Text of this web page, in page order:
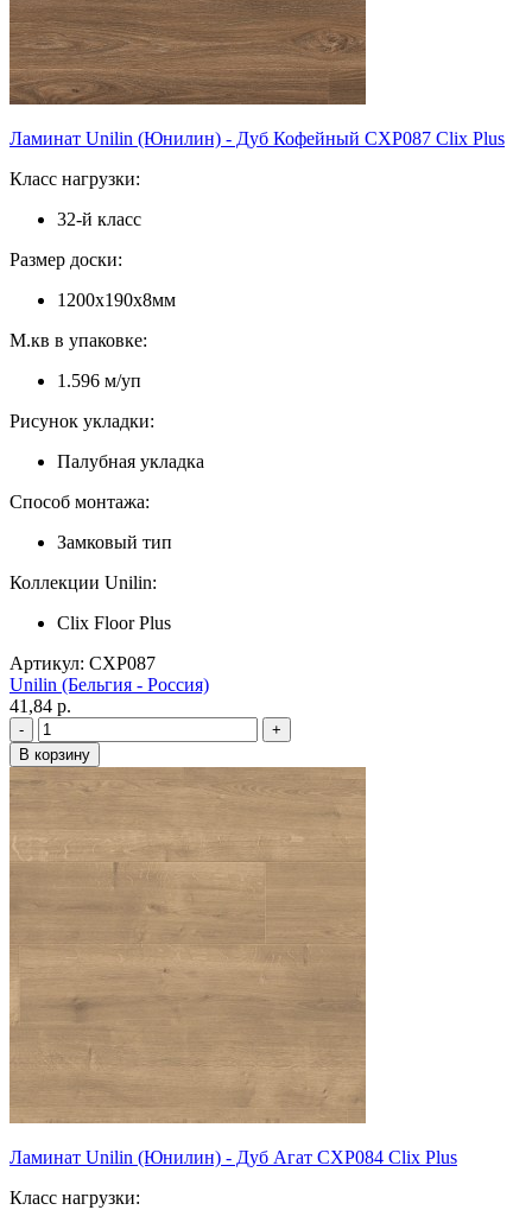
Ламинат Unilin (Юнилин) - Дуб Кофейный CXP087 Clix Plus
Класс нагрузки:
32-й класс
Размер доски:
1200х190х8мм
М.кв в упаковке:
1.596 м/уп
Рисунок укладки:
Палубная укладка
Способ монтажа:
Замковый тип
Коллекции Unilin:
Clix Floor Plus
Артикул: CXP087
Unilin (Бельгия - Россия)
41,84 p.
Ламинат Unilin (Юнилин) - Дуб Агат CXP084 Clix Plus
Класс нагрузки: